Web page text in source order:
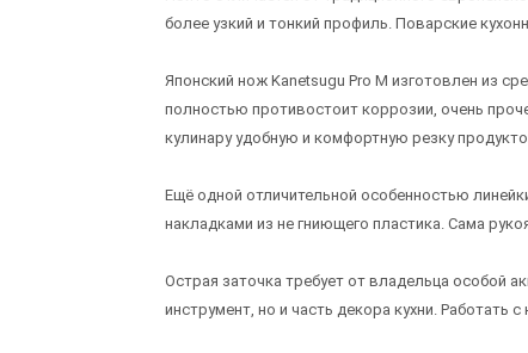
более узкий и тонкий профиль. Поварские
Японский нож Kanetsugu Pro М изготовлен из
полностью противостоит коррозии, очень
кулинару удобную и комфортную резку
Ещё одной отличительной особенностью
накладками из не гниющего пластика. Сама
Острая заточка требует от владельца особой
инструмент, но и часть декора кухни. Работать